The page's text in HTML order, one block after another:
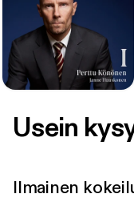
Usein
Ilmainen